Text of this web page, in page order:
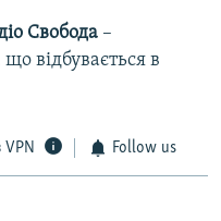
Свобода –​
відбувається в
VPN Follow us